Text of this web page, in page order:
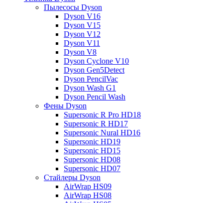
Пылесосы Dyson
Dyson V16
Dyson V15
Dyson V12
Dyson V11
Dyson V8
Dyson Cyclone V10
Dyson Gen5Detect
Dyson PencilVac
Dyson Wash G1
Dyson Pencil Wash
Фены Dyson
Supersonic R Pro HD18
Supersonic R HD17
Supersonic Nural HD16
Supersonic HD19
Supersonic HD15
Supersonic HD08
Supersonic HD07
Стайлеры Dyson
AirWrap HS09
AirWrap HS08